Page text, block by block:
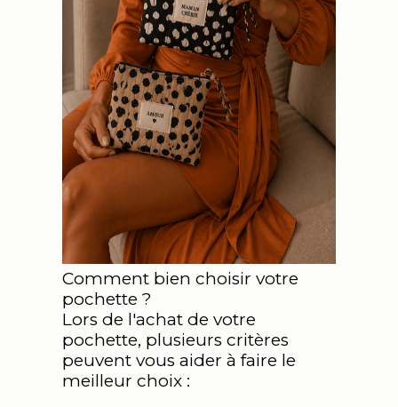
Comment bien choisir votre
pochette ?
Lors de l'achat de votre
pochette, plusieurs critères
peuvent vous aider à faire le
meilleur choix :